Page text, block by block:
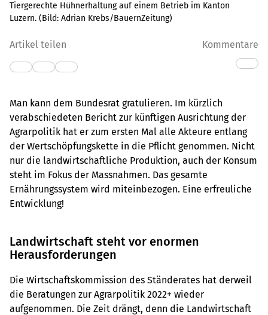
Tiergerechte Hühnerhaltung auf einem Betrieb im Kanton
Luzern. (Bild: Adrian Krebs/BauernZeitung)
Artikel teilen Kommentare
Man kann dem Bundesrat gratulieren. Im kürzlich
verabschiedeten Bericht zur künftigen Ausrichtung der
Agrarpolitik hat er zum ersten Mal alle Akteure entlang
der Wertschöpfungskette in die Pflicht genommen. Nicht
nur die landwirtschaftliche Produktion, auch der Konsum
steht im Fokus der Massnahmen. Das gesamte
Ernährungssystem wird miteinbezogen. Eine erfreuliche
Entwicklung!
Landwirtschaft steht vor enormen
Herausforderungen
Die Wirtschaftskommission des Ständerates hat derweil
die Beratungen zur Agrarpolitik 2022+ wieder
aufgenommen. Die Zeit drängt, denn die Landwirtschaft